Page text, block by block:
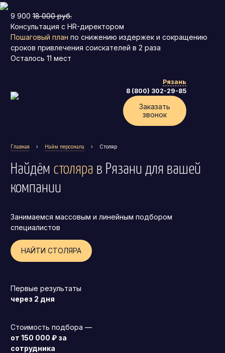
9 900 18 000 руб.
Консультация с HR-директором
Пошаговый план по снижению издержек и сокращению
сроков привлечения соискателей в 2 раза
Осталось 11 мест
Рязань
8 (800) 302-29-85
Заказать
звонок
Главная › Найм персонала › Столяр
Найдём столяра в Рязани для вашей
компании
Занимаемся массовым и линейным подбором
специалистов
НАЙТИ СТОЛЯРА
Первые результаты
через 2 дня
Стоимость подбора —
от 150 000 ₽ за
сотрудника